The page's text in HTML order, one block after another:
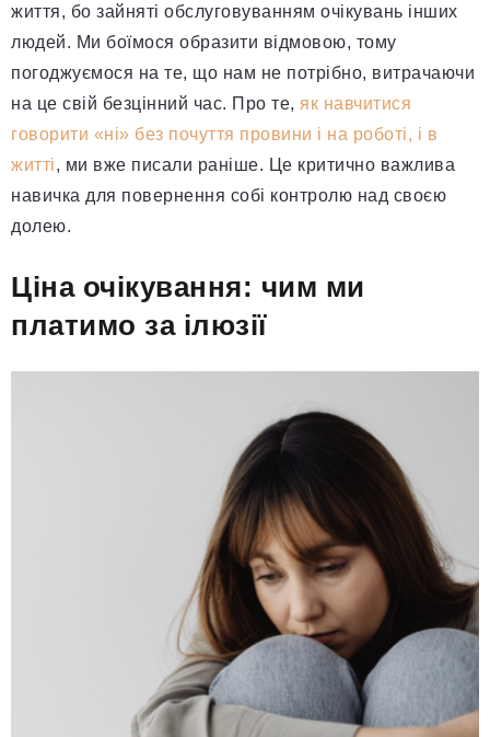
життя, бо зайняті обслуговуванням очікувань інших
людей. Ми боїмося образити відмовою, тому
погоджуємося на те, що нам не потрібно, витрачаючи
на це свій безцінний час. Про те, як навчитися
говорити «ні» без почуття провини і на роботі, і в
житті, ми вже писали раніше. Це критично важлива
навичка для повернення собі контролю над своєю
долею.
Ціна очікування: чим ми
платимо за ілюзії